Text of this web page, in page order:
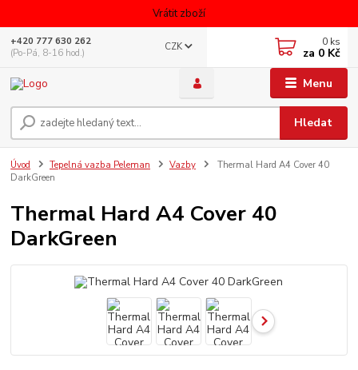
Vrátit zboží
Menu
CZK
Hledat
+420 777 630 262
(Po-Pá, 8-16 hod.)
0 ks
za 0 Kč
Úvod Tepelná vazba Peleman Vazby
Thermal Hard A4 Cover 40
DarkGreen
Thermal Hard A4 Cover 40
DarkGreen